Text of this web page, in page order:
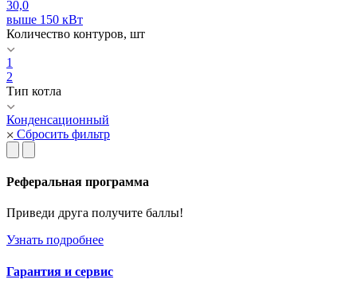
30,0
выше 150 кВт
Количество контуров, шт
1
2
Тип котла
Конденсационный
Сбросить фильтр
Реферальная программа
Приведи друга получите баллы!
Узнать подробнее
Гарантия и сервис